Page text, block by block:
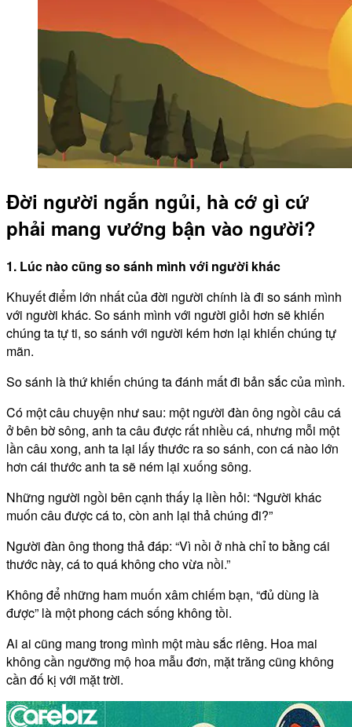
Đời người ngắn ngủi, hà cớ gì cứ
phải mang vướng bận vào người?
1. Lúc nào cũng so sánh mình với người khác
Khuyết điểm lớn nhất của đời người chính là đi so sánh mình
với người khác. So sánh mình với người giỏi hơn sẽ khiến
chúng ta tự ti, so sánh với người kém hơn lại khiến chúng tự
mãn.
So sánh là thứ khiến chúng ta đánh mất đi bản sắc của mình.
Có một câu chuyện như sau: một người đàn ông ngồi câu cá
ở bên bờ sông, anh ta câu được rất nhiều cá, nhưng mỗi một
lần câu xong, anh ta lại lấy thước ra so sánh, con cá nào lớn
hơn cái thước anh ta sẽ ném lại xuống sông.
Những người ngồi bên cạnh thấy lạ liền hỏi: “Người khác
muốn câu được cá to, còn anh lại thả chúng đi?”
Người đàn ông thong thả đáp: “Vì nồi ở nhà chỉ to bằng cái
thước này, cá to quá không cho vừa nồi.”
Không để những ham muốn xâm chiếm bạn, “đủ dùng là
được” là một phong cách sống không tồi.
Ai ai cũng mang trong mình một màu sắc riêng. Hoa mai
không cần ngưỡng mộ hoa mẫu đơn, mặt trăng cũng không
cần đố kị với mặt trời.